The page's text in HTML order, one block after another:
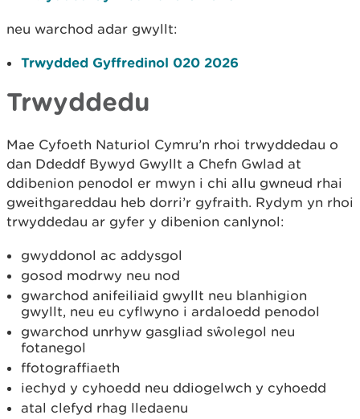
neu warchod adar gwyllt:
Trwydded Gyffredinol 020 2026
Trwyddedu
Mae Cyfoeth Naturiol Cymru’n rhoi trwyddedau o
dan Ddeddf Bywyd Gwyllt a Chefn Gwlad at
ddibenion penodol er mwyn i chi allu gwneud rhai
gweithgareddau heb dorri’r gyfraith. Rydym yn rhoi
trwyddedau ar gyfer y dibenion canlynol:
gwyddonol ac addysgol
gosod modrwy neu nod
gwarchod anifeiliaid gwyllt neu blanhigion
gwyllt, neu eu cyflwyno i ardaloedd penodol
gwarchod unrhyw gasgliad sŵolegol neu
fotanegol
ffotograffiaeth
iechyd y cyhoedd neu ddiogelwch y cyhoedd
atal clefyd rhag lledaenu